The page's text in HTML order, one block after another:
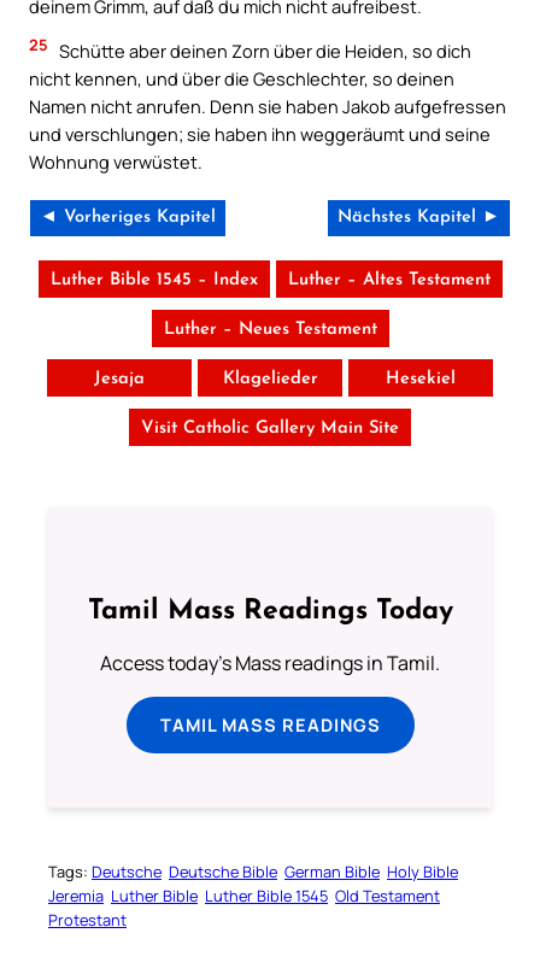
deinem Grimm, auf daß du mich nicht aufreibest.
25 Schütte aber deinen Zorn über die Heiden, so dich
nicht kennen, und über die Geschlechter, so deinen
Namen nicht anrufen. Denn sie haben Jakob aufgefressen
und verschlungen; sie haben ihn weggeräumt und seine
Wohnung verwüstet.
◄ Vorheriges Kapitel Nächstes Kapitel ►
Luther Bible 1545 – Index Luther – Altes Testament
Luther – Neues Testament
Jesaja Klagelieder Hesekiel
Visit Catholic Gallery Main Site
Tamil Mass Readings Today
Access today's Mass readings in Tamil.
TAMIL MASS READINGS
Tags: Deutsche Deutsche Bible German Bible Holy Bible
Jeremia Luther Bible Luther Bible 1545 Old Testament
Protestant